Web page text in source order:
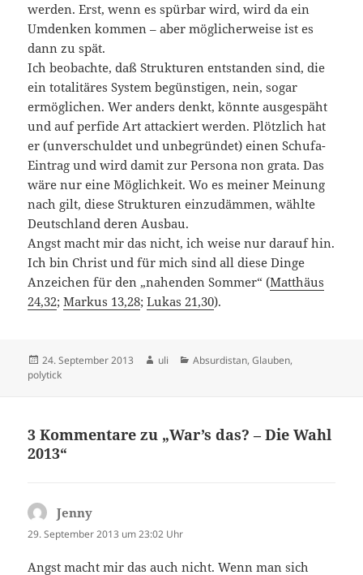
werden. Erst, wenn es spürbar wird, wird da ein
Umdenken kommen – aber möglicherweise ist es
dann zu spät.
Ich beobachte, daß Strukturen entstanden sind, die
ein totalitäres System begünstigen, nein, sogar
ermöglichen. Wer anders denkt, könnte ausgespäht
und auf perfide Art attackiert werden. Plötzlich hat
er (unverschuldet und unbegründet) einen Schufa-
Eintrag und wird damit zur Persona non grata. Das
wäre nur eine Möglichkeit. Wo es meiner Meinung
nach gilt, diese Strukturen einzudämmen, wählte
Deutschland deren Ausbau.
Angst macht mir das nicht, ich weise nur darauf hin.
Ich bin Christ und für mich sind all diese Dinge
Anzeichen für den „nahenden Sommer“ (Matthäus
24,32;Markus 13,28;Lukas 21,30).
Veröffentlicht
am
24. September 2013 Autor
uli Kategorien
Absurdistan,Glauben,
polytick
3 Kommentare zu „War’s das? – Die Wahl
2013“
Jenny
29. September 2013 um 23:02 Uhr
Angst macht mir das auch nicht. Wenn man sich